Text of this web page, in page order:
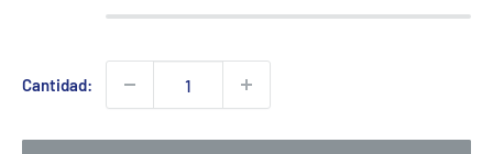
Cantidad: